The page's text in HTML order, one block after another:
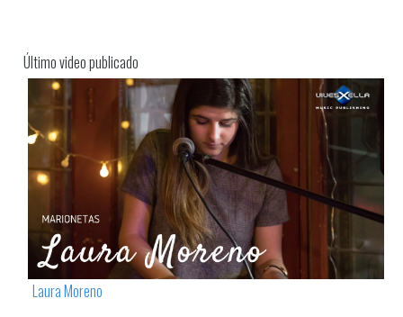
Último video publicado
Laura Moreno